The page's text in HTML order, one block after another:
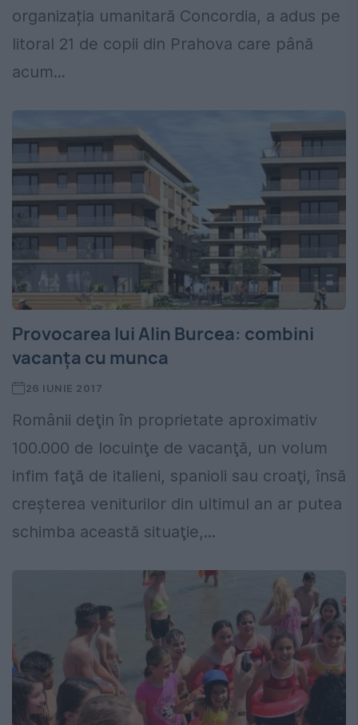
organizația umanitară Concordia, a adus pe
litoral 21 de copii din Prahova care până
acum...
Provocarea lui Alin Burcea: combini
vacanţa cu munca
26 IUNIE 2017
Românii deţin în proprietate aproximativ
100.000 de locuinţe de vacanţă, un volum
infim faţă de italieni, spanioli sau croaţi, însă
creşterea veniturilor din ultimul an ar putea
schimba această situaţie,...